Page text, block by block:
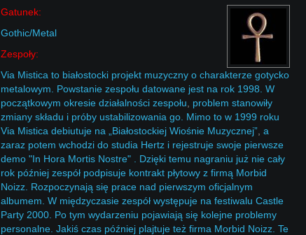
Gatunek:
Gothic/Metal
Zespoły:
Via Mistica to białostocki projekt muzyczny o charakterze gotycko
metalowym. Powstanie zespołu datowane jest na rok 1998. W
początkowym okresie działalności zespołu
problem stanowiły
zmiany składu i próby ustabilizowania go. Mimo to w 1999 roku
Via Mistica debiutuje na „Białostockiej Wiośnie Muzycznej” a
zaraz potem wchodzi do studia Hertz i rejestruje swoje pierwsze
demo "In Hora Mortis Nostre" . Dzięki temu nagraniu już nie cały
rok później zespół podpisuje kontrakt płytowy z firmą Morbid
Noizz. Rozpoczynają się prace nad pierwszym oficjalnym
albumem. W międzyczasie zespół występuje na festiwalu Castle
Party 2000. Po tym wydarzeniu pojawiają się kolejne problemy
personalne. Jakiś czas później plajtuje też firma Morbid Noizz. Te